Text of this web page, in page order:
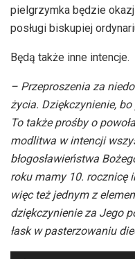
pielgrzymka będzie
posługi biskupiej
Będą także inne intencje.
– Przeproszenia za
życia. Dziękczynienie,
To także prośby o
modlitwa w intencji
błogosławieństwa
roku mamy 10. rocznicę
więc też jednym z
dziękczynienie za Jego
łask w pasterzowaniu